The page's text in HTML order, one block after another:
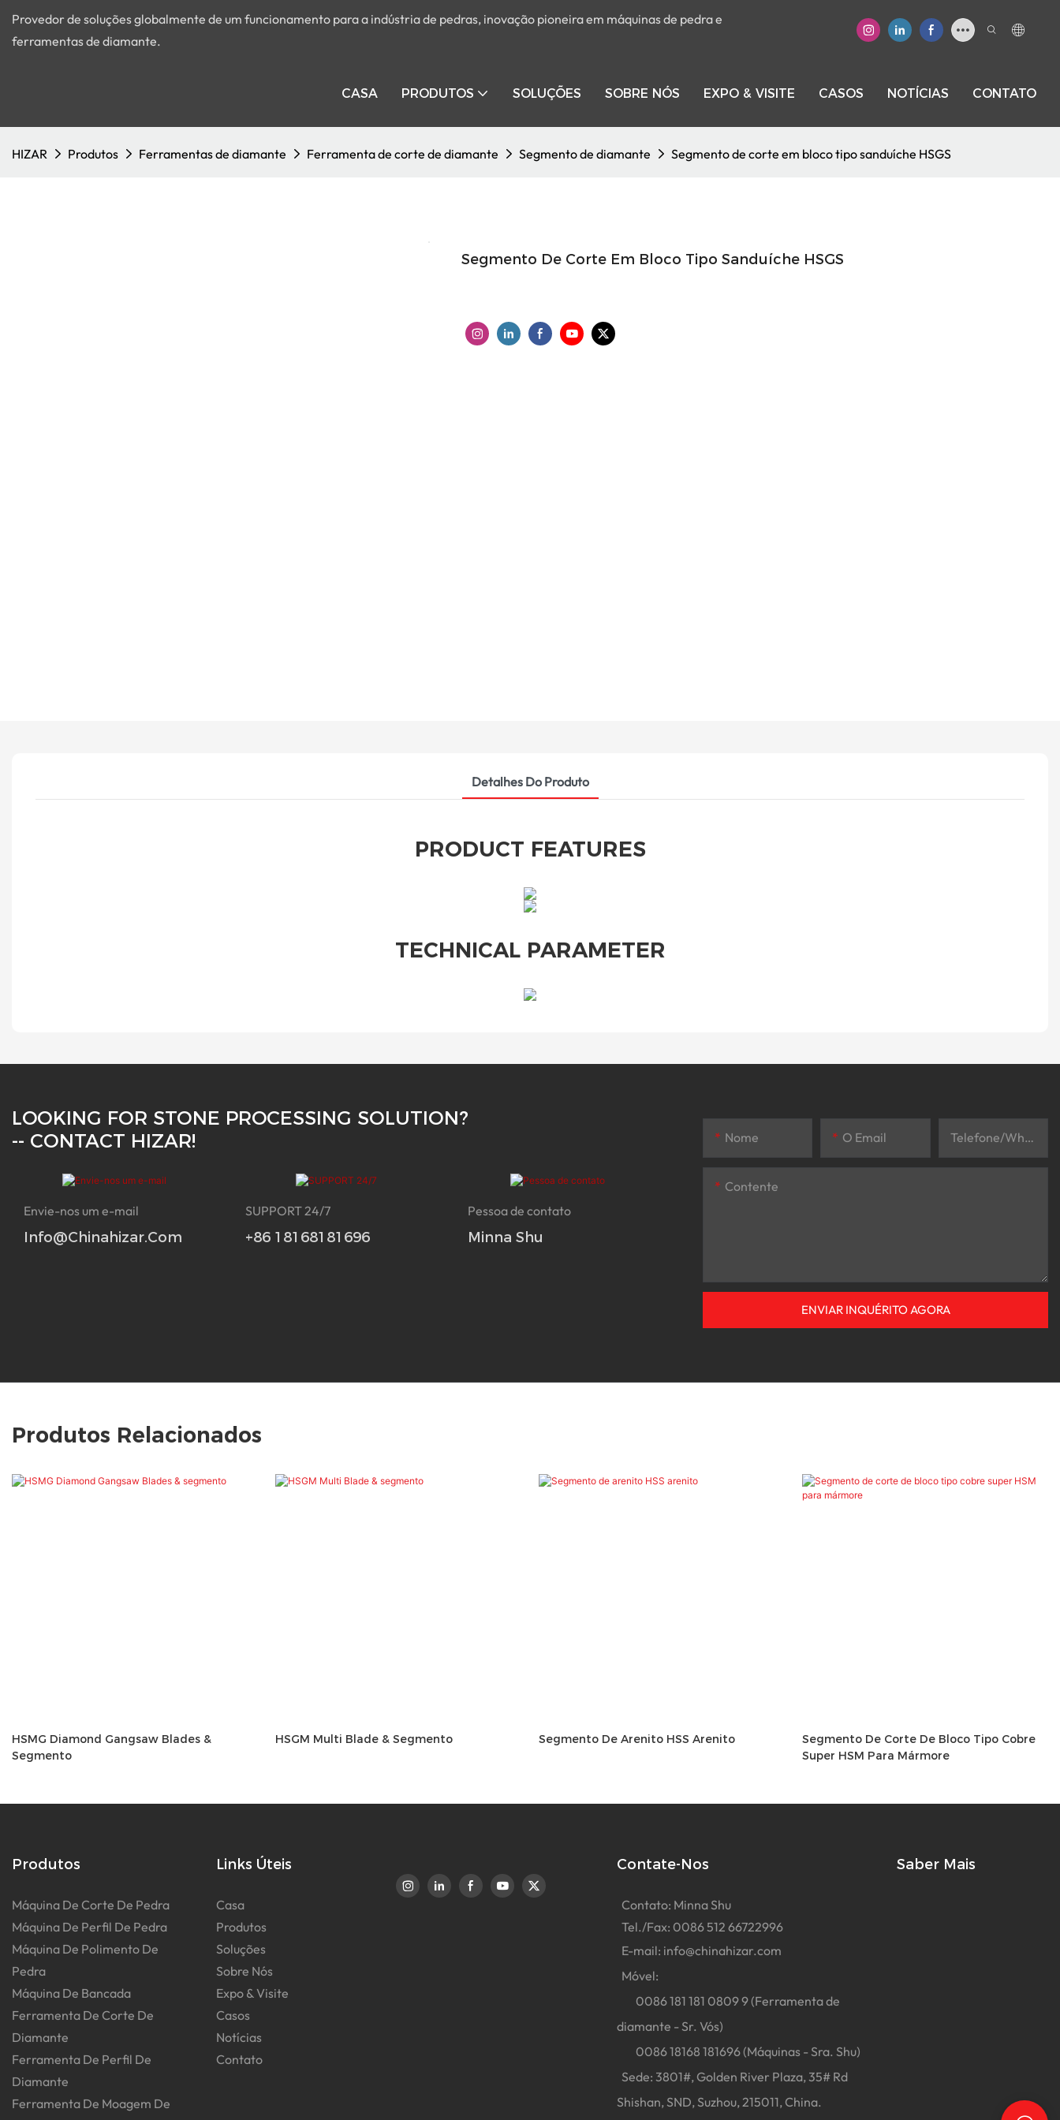
Provedor de soluções globalmente de um funcionamento para a indústria de pedras, inovação pioneira em máquinas de pedra e
ferramentas de diamante.
CASA PRODUTOS SOLUÇÕES SOBRE NÓS EXPO & VISITE CASOS NOTÍCIAS CONTATO
HIZAR Produtos Ferramentas de diamante Ferramenta de corte de diamante Segmento de diamante Segmento de corte em bloco tipo sanduíche HSGS
Segmento De Corte Em Bloco Tipo Sanduíche HSGS
Detalhes Do Produto
PRODUCT FEATURES
TECHNICAL PARAMETER
LOOKING FOR STONE PROCESSING SOLUTION?
-- CONTACT HIZAR!
Envie-nos um e-mail
Info@chinahizar.com
SUPPORT 24/7
+86 18168181696
Pessoa de contato
Minna Shu
Nome O Email Telefone/WhatsApp
Contente
ENVIAR INQUÉRITO AGORA
Produtos Relacionados
HSMG Diamond Gangsaw Blades &
Segmento
HSGM Multi Blade & Segmento Segmento De Arenito HSS Arenito
Segmento De Corte De Bloco Tipo Cobre
Super HSM Para Mármore
Produtos
Máquina De Corte De Pedra
Máquina De Perfil De Pedra
Máquina De Polimento De
Pedra
Máquina De Bancada
Ferramenta De Corte De
Diamante
Ferramenta De Perfil De
Diamante
Ferramenta De Moagem De
Links Úteis
Casa
Produtos
Soluções
Sobre Nós
Expo & Visite
Casos
Notícias
Contato
Contate-Nos
Contato: Minna Shu
Tel./Fax: 0086 512 66722996
E-mail: info@chinahizar.com
Móvel:
0086 181 181 0809 9 (Ferramenta de
diamante - Sr. Vós)
0086 18168 181696 (Máquinas - Sra. Shu)
Sede: 3801#, Golden River Plaza, 35# Rd
Shishan, SND, Suzhou, 215011, China.
Saber Mais